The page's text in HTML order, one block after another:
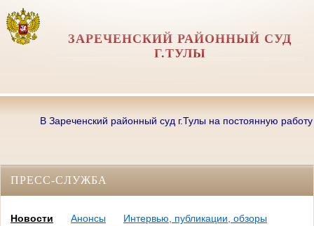
ЗАРЕЧЕНСКИЙ РАЙОННЫЙ СУД
Г.ТУЛЫ
В Зареченский районный суд г.Тулы на постоянную работу
ПРЕСС-СЛУЖБА
Новости Анонсы
Интервью, публикации, обзоры